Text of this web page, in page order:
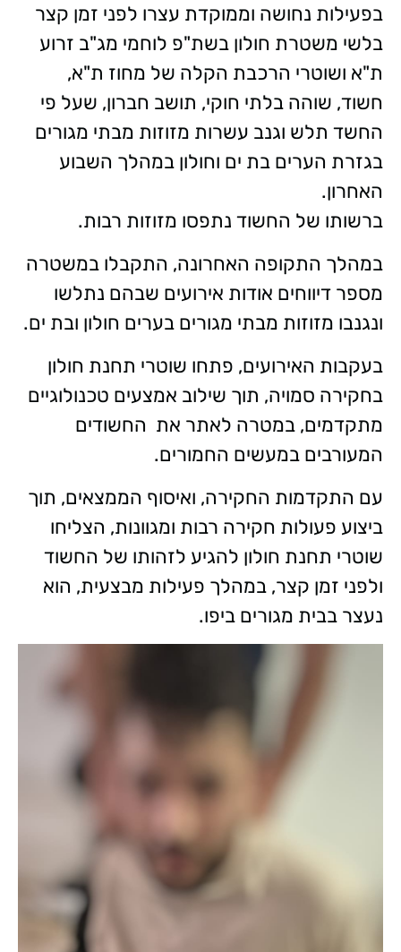
בפעילות נחושה וממוקדת עצרו לפני זמן קצר
בלשי משטרת חולון בשת"פ לוחמי מג"ב זרוע
ת"א ושוטרי הרכבת הקלה של מחוז ת"א,
חשוד, שוהה בלתי חוקי, תושב חברון, שעל פי
החשד תלש וגנב עשרות מזוזות מבתי מגורים
בגזרת הערים בת ים וחולון במהלך השבוע
האחרון.
ברשותו של החשוד נתפסו מזוזות רבות.
במהלך התקופה האחרונה, התקבלו במשטרה
מספר דיווחים אודות אירועים שבהם נתלשו
ונגנבו מזוזות מבתי מגורים בערים חולון ובת ים.
בעקבות האירועים, פתחו שוטרי תחנת חולון
בחקירה סמויה, תוך שילוב אמצעים טכנולוגיים
מתקדמים, במטרה לאתר את החשודים
המעורבים במעשים החמורים.
עם התקדמות החקירה, ואיסוף הממצאים, תוך
ביצוע פעולות חקירה רבות ומגוונות, הצליחו
שוטרי תחנת חולון להגיע לזהותו של החשוד
ולפני זמן קצר, במהלך פעילות מבצעית, הוא
נעצר בבית מגורים ביפו.